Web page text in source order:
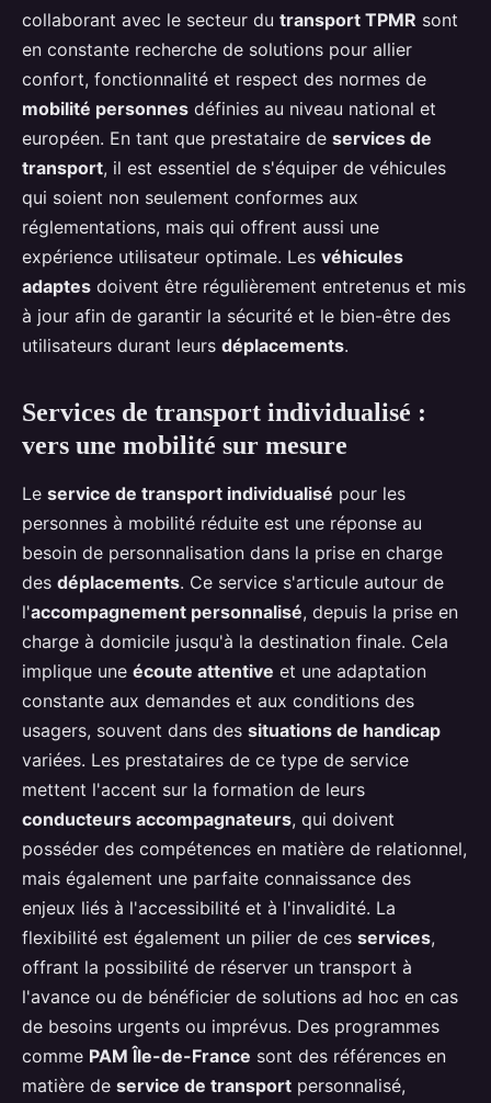
collaborant avec le secteur du transport TPMR sont
en constante recherche de solutions pour allier
confort, fonctionnalité et respect des normes de
mobilité personnes définies au niveau national et
européen. En tant que prestataire de services de
transport, il est essentiel de s'équiper de véhicules
qui soient non seulement conformes aux
réglementations, mais qui offrent aussi une
expérience utilisateur optimale. Les véhicules
adaptes doivent être régulièrement entretenus et mis
à jour afin de garantir la sécurité et le bien-être des
utilisateurs durant leurs déplacements.
Services de transport individualisé :
vers une mobilité sur mesure
Le service de transport individualisé pour les
personnes à mobilité réduite est une réponse au
besoin de personnalisation dans la prise en charge
des déplacements. Ce service s'articule autour de
l'accompagnement personnalisé, depuis la prise en
charge à domicile jusqu'à la destination finale. Cela
implique une écoute attentive et une adaptation
constante aux demandes et aux conditions des
usagers, souvent dans des situations de handicap
variées. Les prestataires de ce type de service
mettent l'accent sur la formation de leurs
conducteurs accompagnateurs, qui doivent
posséder des compétences en matière de relationnel,
mais également une parfaite connaissance des
enjeux liés à l'accessibilité et à l'invalidité. La
flexibilité est également un pilier de ces services,
offrant la possibilité de réserver un transport à
l'avance ou de bénéficier de solutions ad hoc en cas
de besoins urgents ou imprévus. Des programmes
comme PAM Île-de-France sont des références en
matière de service de transport personnalisé,